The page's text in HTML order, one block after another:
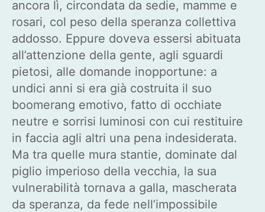
ancora lì, circondata da sedie, mamme e
rosari, col peso della speranza collettiva
addosso. Eppure doveva essersi abituata
all’attenzione della gente, agli sguardi
pietosi, alle domande inopportune: a
undici anni si era già costruita il suo
boomerang emotivo, fatto di occhiate
neutre e sorrisi luminosi con cui restituire
in faccia agli altri una pena indesiderata.
Ma tra quelle mura stantie, dominate dal
piglio imperioso della vecchia, la sua
vulnerabilità tornava a galla, mascherata
da speranza, da fede nell’impossibile